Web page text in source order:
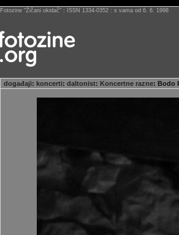
Fotozine “Žičani okidač” : ISSN 1334-0352 : s vama od 6. 6. 1998
događaji: koncerti: daltonist: Koncertne razne: Bodo